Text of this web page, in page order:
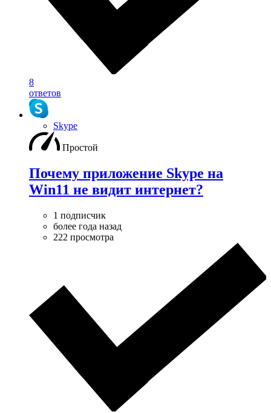
8
ответов
Skype
Простой
Почему приложение Skype на
Win11 не видит интернет?
1 подписчик
более года назад
222 просмотра